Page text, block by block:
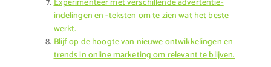
indelingen en -teksten om te zien wat het beste
werkt.
Blijf op de hoogte van nieuwe ontwikkelingen en
trends in online marketing om relevant te blijven.